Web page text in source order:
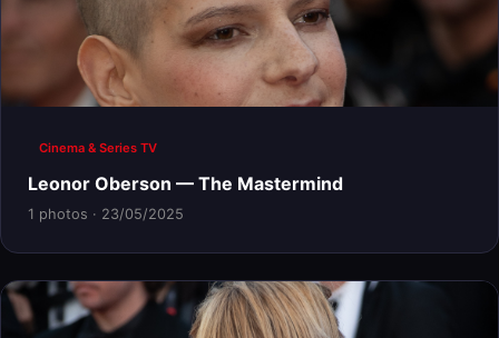
Cinema & Series TV
Leonor Oberson — The Mastermind
1 photos · 23/05/2025